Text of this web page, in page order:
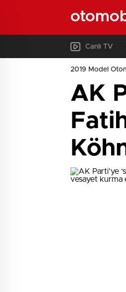
Canlı TV
2019 Model
AK